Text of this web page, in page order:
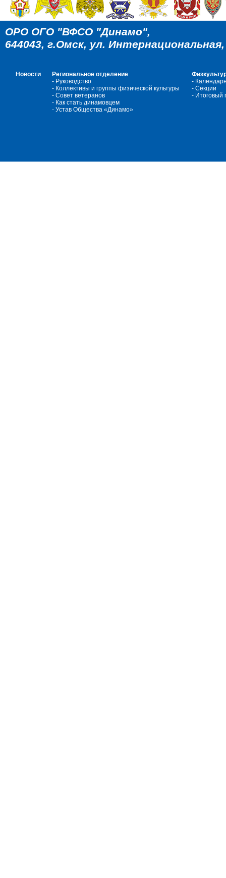
ОРО ОГО "ВФСО "Динамо",
644043, г.Омск, ул.
Новости
Региональное отделение
- Руководство
- Коллективы и группы физической культуры
- Совет ветеранов
- Как стать динамовцем
- Устав Общества «Динамо»
-
- Cекции
- Итоговый